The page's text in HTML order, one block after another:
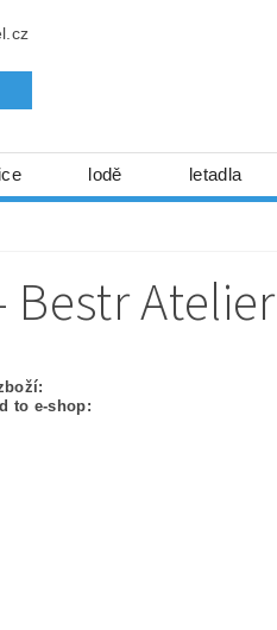
lodě letadla
free download série
Atelier
to e-shop: